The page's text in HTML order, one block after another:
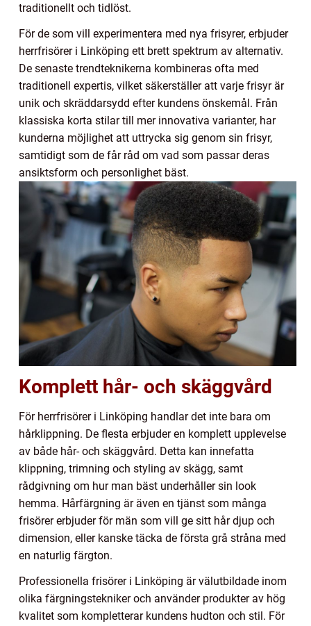
traditionellt och tidlöst.
För de som vill experimentera med nya frisyrer, erbjuder
herrfrisörer i Linköping ett brett spektrum av alternativ.
De senaste trendteknikerna kombineras ofta med
traditionell expertis, vilket säkerställer att varje frisyr är
unik och skräddarsydd efter kundens önskemål. Från
klassiska korta stilar till mer innovativa varianter, har
kunderna möjlighet att uttrycka sig genom sin frisyr,
samtidigt som de får råd om vad som passar deras
ansiktsform och personlighet bäst.
Komplett hår- och skäggvård
För herrfrisörer i Linköping handlar det inte bara om
hårklippning. De flesta erbjuder en komplett upplevelse
av både hår- och skäggvård. Detta kan innefatta
klippning, trimning och styling av skägg, samt
rådgivning om hur man bäst underhåller sin look
hemma. Hårfärgning är även en tjänst som många
frisörer erbjuder för män som vill ge sitt hår djup och
dimension, eller kanske täcka de första grå stråna med
en naturlig färgton.
Professionella frisörer i Linköping är välutbildade inom
olika färgningstekniker och använder produkter av hög
kvalitet som kompletterar kundens hudton och stil. För